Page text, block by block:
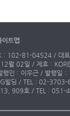
이트맵
: 102-81-04524 / 대
월 02일 / 제호 :
행인 : 이우근 / 발행일
빌딩 / TEL : 02-
13, 909호 / TEL :